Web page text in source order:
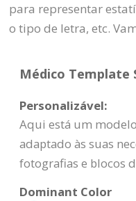
para representar
o tipo de letra, etc.
Médico Template
Personalizável:
Aqui está um
adaptado às suas
fotografias e blocos
Dominant Color